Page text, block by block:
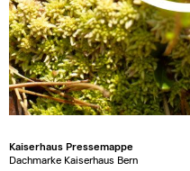
Kaiserhaus Pressemappe
Dachmarke Kaiserhaus Bern